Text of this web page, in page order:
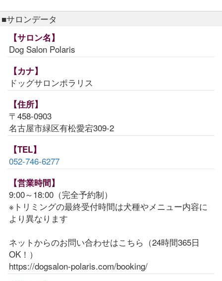
■サロンデータ
【サロン名】
Dog Salon Polaris
【カナ】
ドッグサロンポラリス
【住所】
〒458-0903
名古屋市緑区有松愛宕309-2
【TEL】
052-746-6277
【営業時間】
9:00～18:00（完全予約制）
※トリミングの最終受付時間は犬種やメニュー内容に
より異なります
ネットからのお問い合わせはこちら（24時間365日
OK！）
https://dogsalon-polaris.com/booking/